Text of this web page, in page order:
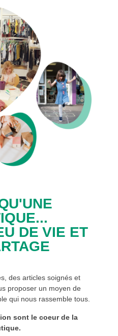
DE VIE ET
des articles soignés et
proposer un moyen de
qui nous rassemble tous.
sont le coeur de la